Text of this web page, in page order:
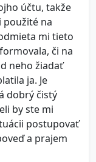
účtu, takže
použité na
mi tieto
či na
neho žiadať
ja. Je
dobrý čistý
by ste mi
postupovať
a prajem